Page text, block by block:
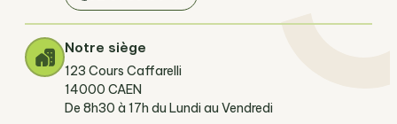
Notre siège
123 Cours Caffarelli
14000 CAEN
De 8h30 à 17h du Lundi au Vendredi